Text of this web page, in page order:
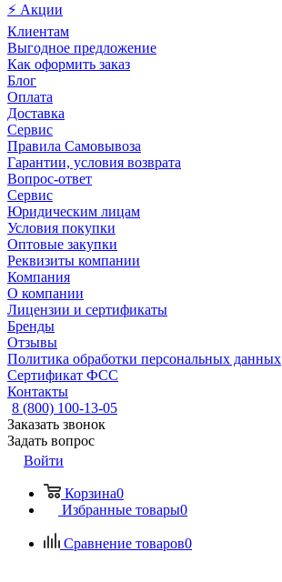
⚡ Акции
Клиентам
Выгодное предложение
Как оформить заказ
Блог
Оплата
Доставка
Сервис
Правила Самовывоза
Гарантии, условия возврата
Вопрос-ответ
Сервис
Юридическим лицам
Условия покупки
Оптовые закупки
Реквизиты компании
Компания
О компании
Лицензии и сертификаты
Бренды
Отзывы
Политика обработки персональных данных
Сертификат ФСС
Контакты
8 (800) 100-13-05
Заказать звонок
Задать вопрос
Войти
Корзина0
Избранные товары0
Сравнение товаров0